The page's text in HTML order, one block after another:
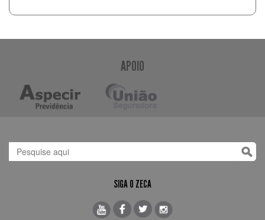
APOIO
SIGA O ZECA